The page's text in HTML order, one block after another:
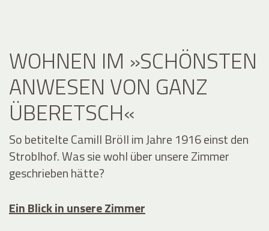
WOHNEN IM »SCHÖNSTEN
ANWESEN VON GANZ
ÜBERETSCH«
So betitelte Camill Bröll im Jahre 1916 einst den
Stroblhof. Was sie wohl über unsere Zimmer
geschrieben hätte?
Ein Blick in unsere Zimmer